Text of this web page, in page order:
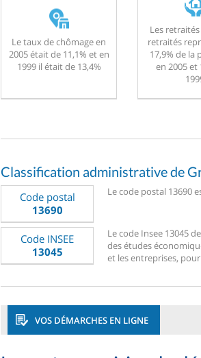
Le taux de chômage en
2005 était de 11,1% et en
1999 il était de 13,4%
Les
retraités
17,9% de la
en 2005 et
Classification administrative de
Code postal
13690
Le code postal 13690
Code INSEE
13045
Le code Insee 13045
des études
et les entreprises,
VOS DÉMARCHES EN LIGNE